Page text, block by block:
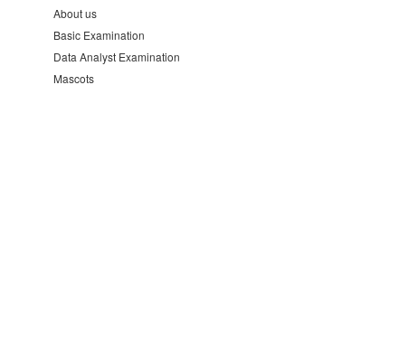
About us
Basic Examination
Data Analyst Examination
Mascots